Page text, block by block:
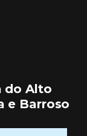
do Alto
e Barroso